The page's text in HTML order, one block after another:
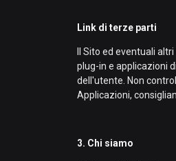
Link di terze parti
Il Sito ed eventuali
plug-in e applicazioni
dell'utente. Non
Applicazioni,
3. Chi siamo